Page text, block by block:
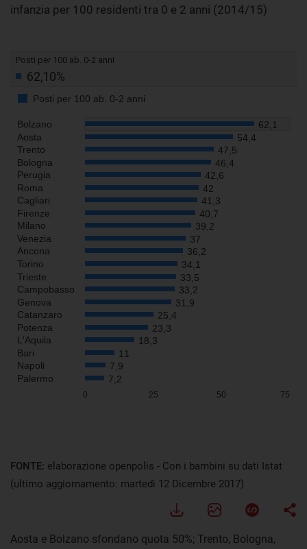
infanzia per 100 residenti tra 0 e 2 anni (2014/15)
FONTE: elaborazione openpolis - Con i bambini su dati Istat
(ultimo aggiornamento: martedì 12 Dicembre 2017)
Aosta e Bolzano sfondano quota 50%; Trento, Bologna,